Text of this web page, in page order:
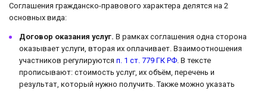
Соглашения гражданско-правового характера делятся на 2
основных вида:
Договор оказания услуг. В рамках соглашения одна сторона
оказывает услуги, вторая их оплачивает. Взаимоотношения
участников регулируются п. 1 ст. 779 ГК РФ. В тексте
прописывают: стоимость услуг, их объём, перечень и
результат, который нужно получить. Также можно указать